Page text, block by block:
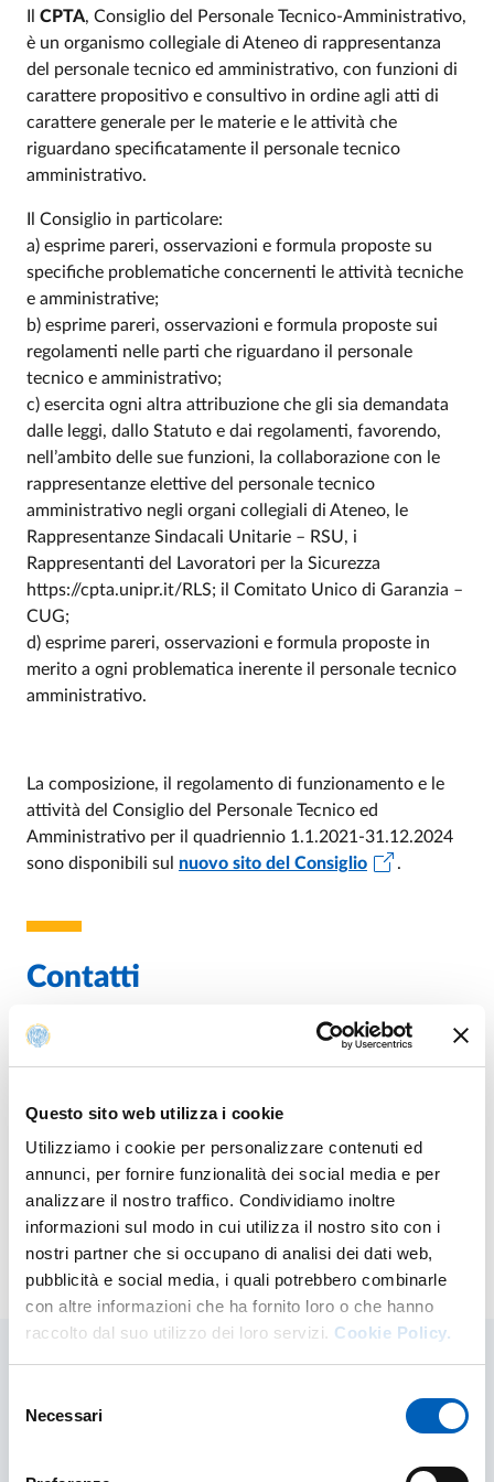
Questo sito web utilizza i cookie
Utilizziamo i cookie per personalizzare contenuti ed
annunci, per fornire funzionalità dei social media e per
analizzare il nostro traffico. Condividiamo inoltre
informazioni sul modo in cui utilizza il nostro sito con i
nostri partner che si occupano di analisi dei dati web,
pubblicità e social media, i quali potrebbero combinarle
con altre informazioni che ha fornito loro o che hanno
raccolto dal suo utilizzo dei loro servizi. Cookie Policy.
delNecessari
CPTA, Consiglio del Personale Tecnico-Amministrativo,
è un organismo collegiale di Ateneo di rappresentanza
del personale tecnico ed amministrativo, con funzioni di
carattere propositivo e consultivo in ordine agli atti di
carattere generale per le materie e le attività che
riguardano specificatamente il personale tecnico
amministrativo.
Il Consiglio in particolare:
a) esprime pareri, osservazioni e formula proposte su
specifiche problematiche concernenti le attività tecniche
e amministrative;
b) esprime pareri, osservazioni e formula proposte sui
regolamenti nelle parti che riguardano il personale
tecnico e amministrativo;
c) esercita ogni altra attribuzione che gli sia demandata
dalle leggi, dallo Statuto e dai regolamenti, favorendo,
nell’ambito delle sue funzioni, la collaborazione con le
rappresentanze elettive del personale tecnico
amministrativo negli organi collegiali di Ateneo, le
Rappresentanze Sindacali Unitarie – RSU, i
Rappresentanti del Lavoratori per la Sicurezza
https://cpta.unipr.it/RLS; il Comitato Unico di Garanzia –
CUG;
d) esprime pareri, osservazioni e formula proposte in
merito a ogni problematica inerente il personale tecnico
amministrativo.
La composizione, il regolamento di funzionamento e le
attività del Consiglio del Personale Tecnico ed
Amministrativo per il quadriennio 1.1.2021-31.12.2024
sono disponibili sul nuovo sito del Consiglio .
Contatti
E. cpta@unipr.it
Modificato il 18/06/2025
Contenuti correlati